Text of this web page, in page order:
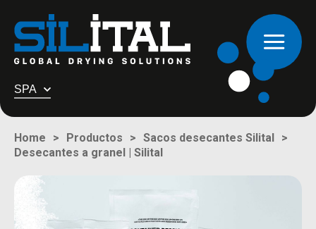
SPA
Home Productos
Sacos desecantes Silital
Desecantes a granel | Silital